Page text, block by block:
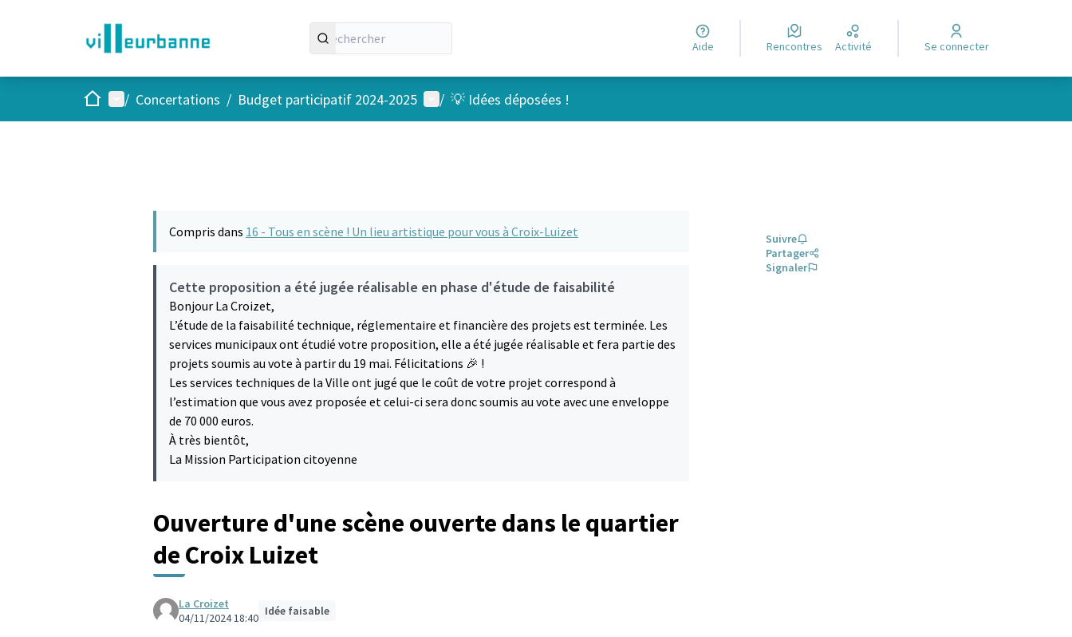
Aide Rencontres Activité Se connecter
AccueilMenu principal
/ Concertations / Budget participatif 2024-2025 Menu utilisateur
/ 💡 Idées déposées !
Compris dans 16 - Tous en scène ! Un lieu artistique pour vous à Croix-Luizet
Cette proposition a été jugée réalisable en phase d'étude de faisabilité
Bonjour La Croizet,
L’étude de la faisabilité technique, réglementaire et financière des projets est terminée. Les
services municipaux ont étudié votre proposition, elle a été jugée réalisable et fera partie des
projets soumis au vote à partir du 19 mai. Félicitations 🎉 !
Les services techniques de la Ville ont jugé que le coût de votre projet correspond à
l’estimation que vous avez proposée et celui-ci sera donc soumis au vote avec une enveloppe
de 70 000 euros.
À très bientôt,
La Mission Participation citoyenne
Ouverture d'une scène ouverte dans le quartier
de Croix Luizet
La Croizet
04/11/2024 18:40 Idée faisable
Suivre
Partager
Signaler